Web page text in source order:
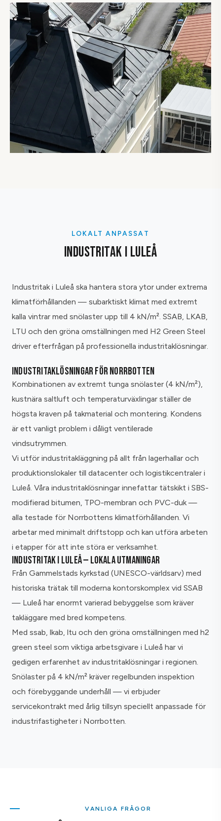
LOKALT ANPASSAT
INDUSTRITAK I LULEÅ
Industritak i Luleå ska hantera stora ytor under extrema
klimatförhållanden — subarktiskt klimat med extremt
kalla vintrar med snölaster upp till 4 kN/m². SSAB, LKAB,
LTU och den gröna omställningen med H2 Green Steel
driver efterfrågan på professionella industritaklösningar.
INDUSTRITAKLÖSNINGAR FÖR NORRBOTTEN
Kombinationen av extremt tunga snölaster (4 kN/m²),
kustnära saltluft och temperaturväxlingar ställer de
högsta kraven på takmaterial och montering. Kondens
är ett vanligt problem i dåligt ventilerade
vindsutrymmen.
Vi utför industritakläggning på allt från lagerhallar och
produktionslokaler till datacenter och logistikcentraler i
Luleå. Våra industritaklösningar innefattar tätskikt i SBS-
modifierad bitumen, TPO-membran och PVC-duk —
alla testade för Norrbottens klimatförhållanden. Vi
arbetar med minimalt driftstopp och kan utföra arbeten
i etapper för att inte störa er verksamhet.
INDUSTRITAK I LULEÅ — LOKALA UTMANINGAR
Från Gammelstads kyrkstad (UNESCO-världsarv) med
historiska trätak till moderna kontorskomplex vid SSAB
— Luleå har enormt varierad bebyggelse som kräver
takläggare med bred kompetens.
Med ssab, lkab, ltu och den gröna omställningen med h2
green steel som viktiga arbetsgivare i Luleå har vi
gedigen erfarenhet av industritaklösningar i regionen.
Snölaster på 4 kN/m² kräver regelbunden inspektion
och förebyggande underhåll — vi erbjuder
servicekontrakt med årlig tillsyn speciellt anpassade för
industrifastigheter i Norrbotten.
VANLIGA FRÅGOR